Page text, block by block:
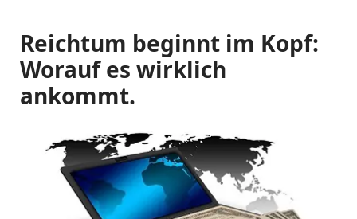
Reichtum beginnt im Kopf:
Worauf es wirklich
ankommt.